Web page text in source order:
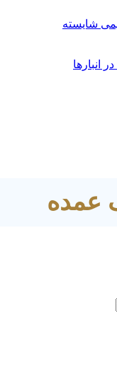
شایسته
انبارها
عمده